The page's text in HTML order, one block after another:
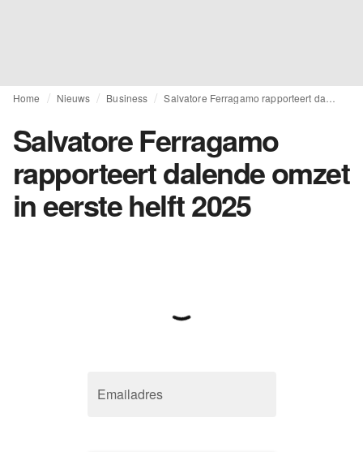
Home Nieuws Business
Salvatore Ferragamo
rapporteert dalende omzet
in eerste helft 2025
Emailadres